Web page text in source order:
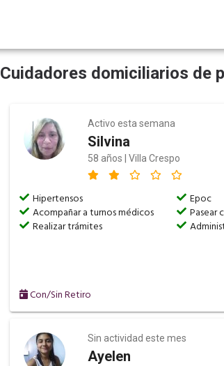
Cuidadores domiciliarios de
Activo esta semana
Silvina
58 años | Villa Crespo
Hipertensos
Epoc
Acompañar a turnos médicos
Pasear
Realizar trámites
Con/Sin Retiro
Sin actividad este mes
Ayelen